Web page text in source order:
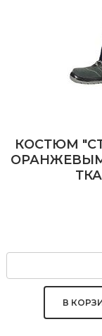
КОСТЮМ
ОРАНЖЕВЫМ